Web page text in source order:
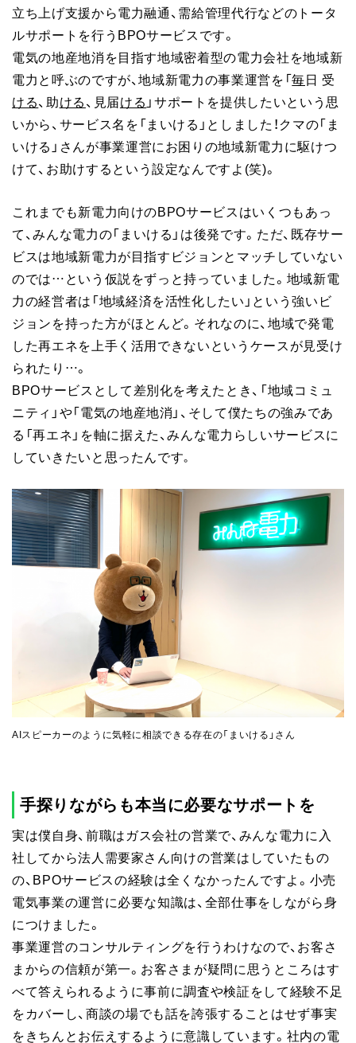
立ち上げ支援から電力融通、需給管理代行などのトータ
ルサポートを行うBPOサービスです。
電気の地産地消を目指す地域密着型の電力会社を地域新
電力と呼ぶのですが、地域新電力の事業運営を「毎日 受
ける、助ける、見届ける 」サポートを提供したいという思
いから、サービス名を「まいける」としました！クマの「ま
いける」さんが事業運営にお困りの地域新電力に駆けつ
けて、お助けするという設定なんですよ(笑)。
これまでも新電力向けのBPOサービスはいくつもあっ
て、みんな電力の「まいける」は後発です。ただ、既存サー
ビスは地域新電力が目指すビジョンとマッチしていない
のでは…という仮説をずっと持っていました。地域新電
力の経営者は「地域経済を活性化したい」という強いビ
ジョンを持った方がほとんど。それなのに、地域で発電
した再エネを上手く活用できないというケースが見受け
られたり…。
BPOサービスとして差別化を考えたとき、「地域コミュ
ニティ」や「電気の地産地消」、そして僕たちの強みであ
る「再エネ」を軸に据えた、みんな電力らしいサービスに
していきたいと思ったんです。
AIスピーカーのように気軽に相談できる存在の「まいける」さん
手探りながらも本当に必要なサポートを
実は僕自身、前職はガス会社の営業で、みんな電力に入
社してから法人需要家さん向けの営業はしていたもの
の、BPOサービスの経験は全くなかったんですよ。小売
電気事業の運営に必要な知識は、全部仕事をしながら身
につけました。
事業運営のコンサルティングを行うわけなので、お客さ
まからの信頼が第一。お客さまが疑問に思うところはす
べて答えられるように事前に調査や検証をして経験不足
をカバーし、商談の場でも話を誇張することはせず事実
をきちんとお伝えするように意識しています。社内の電